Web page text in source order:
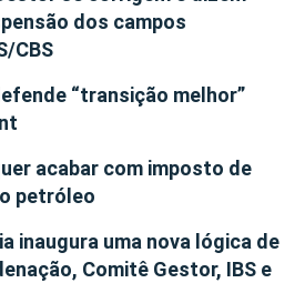
dos campos
CBS
“transição melhor”
acabar com imposto de
petróleo
inaugura uma nova lógica de
Comitê Gestor, IBS e